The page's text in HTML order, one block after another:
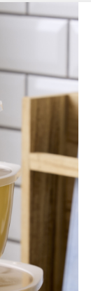
und Stig
der Marke ist die
Hofes nach
Qualität,
1950er und 1960er
noch produziert und
USA und Kanada
mit der
die Marke wird auch
auf derselben